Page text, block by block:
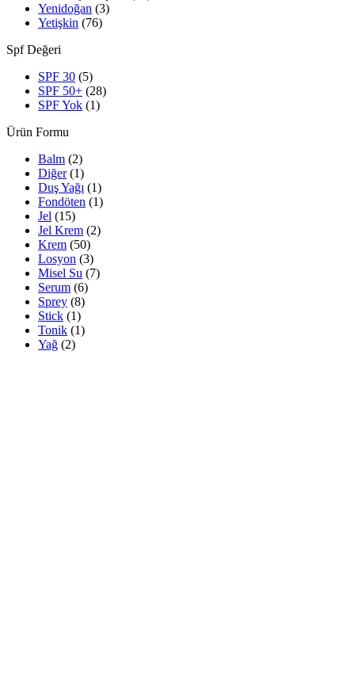
Yenidoğan (3)
Yetişkin (76)
Spf Değeri
SPF 30 (5)
SPF 50+ (28)
SPF Yok (1)
Ürün Formu
Balm (2)
Diğer (1)
Duş Yağı (1)
Fondöten (1)
Jel (15)
Jel Krem (2)
Krem (50)
Losyon (3)
Misel Su (7)
Serum (6)
Sprey (8)
Stick (1)
Tonik (1)
Yağ (2)